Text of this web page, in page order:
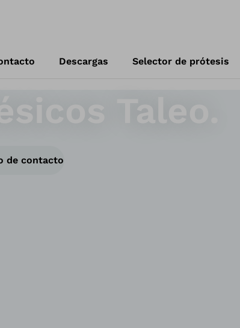
Descargas Selector de prótesis
Taleo.
de contacto